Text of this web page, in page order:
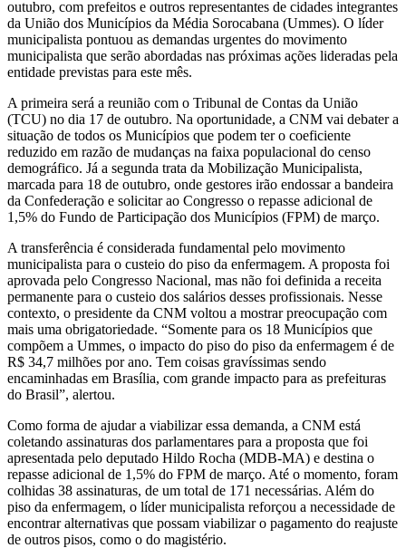
outubro, com prefeitos e outros representantes de cidades integrantes
da União dos Municípios da Média Sorocabana (Ummes). O líder
municipalista pontuou as demandas urgentes do movimento
municipalista que serão abordadas nas próximas ações lideradas pela
entidade previstas para este mês.
A primeira será a reunião com o Tribunal de Contas da União
(TCU) no dia 17 de outubro. Na oportunidade, a CNM vai debater a
situação de todos os Municípios que podem ter o coeficiente
reduzido em razão de mudanças na faixa populacional do censo
demográfico. Já a segunda trata da Mobilização Municipalista,
marcada para 18 de outubro, onde gestores irão endossar a bandeira
da Confederação e solicitar ao Congresso o repasse adicional de
1,5% do Fundo de Participação dos Municípios (FPM) de março.
A transferência é considerada fundamental pelo movimento
municipalista para o custeio do piso da enfermagem. A proposta foi
aprovada pelo Congresso Nacional, mas não foi definida a receita
permanente para o custeio dos salários desses profissionais. Nesse
contexto, o presidente da CNM voltou a mostrar preocupação com
mais uma obrigatoriedade. “Somente para os 18 Municípios que
compõem a Ummes, o impacto do piso do piso da enfermagem é de
R$ 34,7 milhões por ano. Tem coisas gravíssimas sendo
encaminhadas em Brasília, com grande impacto para as prefeituras
do Brasil”, alertou.
Como forma de ajudar a viabilizar essa demanda, a CNM está
coletando assinaturas dos parlamentares para a proposta que foi
apresentada pelo deputado Hildo Rocha (MDB-MA) e destina o
repasse adicional de 1,5% do FPM de março. Até o momento, foram
colhidas 38 assinaturas, de um total de 171 necessárias. Além do
piso da enfermagem, o líder municipalista reforçou a necessidade de
encontrar alternativas que possam viabilizar o pagamento do reajuste
de outros pisos, como o do magistério.